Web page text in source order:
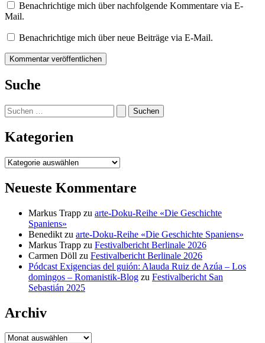
Benachrichtige mich über nachfolgende Kommentare via E-
Mail.
Benachrichtige mich über neue Beiträge via E-Mail.
Suche
Suchen
nach:
Kategorien
Kategorien
Neueste Kommentare
Markus Trapp zu arte-Doku-Reihe «Die Geschichte
Spaniens»
Benedikt zu arte-Doku-Reihe «Die Geschichte Spaniens»
Markus Trapp zu Festivalbericht Berlinale 2026
Carmen Döll zu Festivalbericht Berlinale 2026
Pódcast Exigencias del guión: Alauda Ruiz de Azúa – Los
domingos – Romanistik-Blog zu Festivalbericht San
Sebastián 2025
Archiv
Archiv